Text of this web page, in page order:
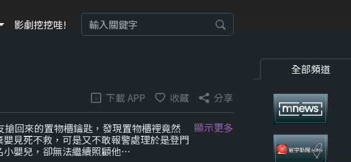
影劇挖挖哇!
下載 APP 收藏 分享
回來的置物櫃鑰匙，發現置物櫃裡竟然
見死不救，可是又不敢報警處理於是登門
小嬰兒，卻無法繼續照顧他…
顯示更多
全部頻道